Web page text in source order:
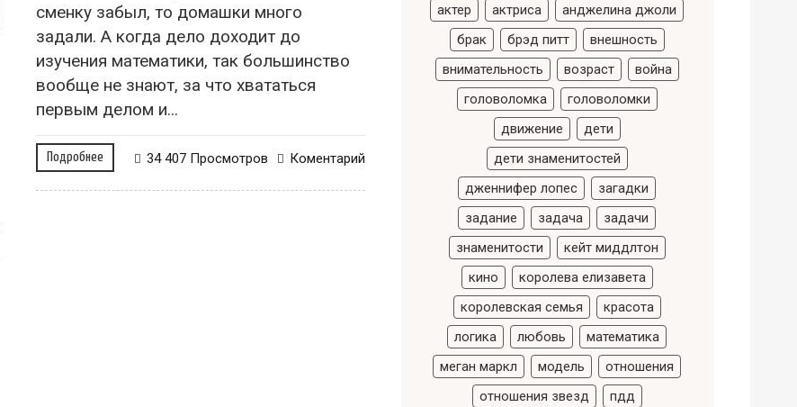
сменку забыл, то домашки много
задали. А когда дело доходит до
изучения математики, так большинство
вообще не знают, за что хвататься
первым делом и...
Подробнее Коментарий
34 407 Просмотров
актер актриса
анджелина джоли
брак
брэд питт
внешность
внимательность
возраст
война
головоломка
головоломки
движение
дети
дети знаменитостей
дженнифер лопес
загадки
задание
задача
задачи
знаменитости
кейт миддлтон
кино
королева елизавета
королевская семья
красота
логика
любовь
математика
меган маркл
модель
отношения
отношения звезд
пдд